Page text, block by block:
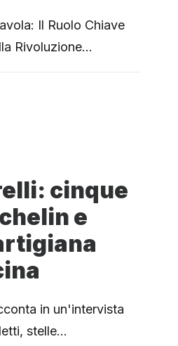
Il Ruolo Chiave
Rivoluzione…
cinque
e
in un'intervista
stelle…